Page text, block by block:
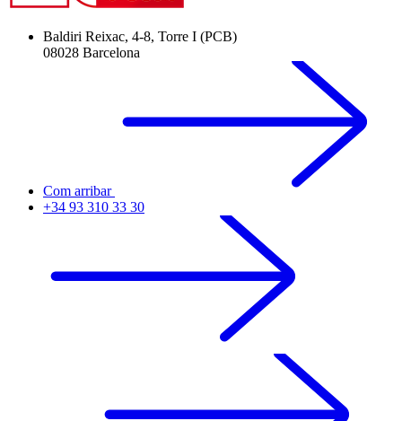
Baldiri Reixac, 4-8, Torre I (PCB)
08028 Barcelona
Com arribar
+34 93 310 33 30